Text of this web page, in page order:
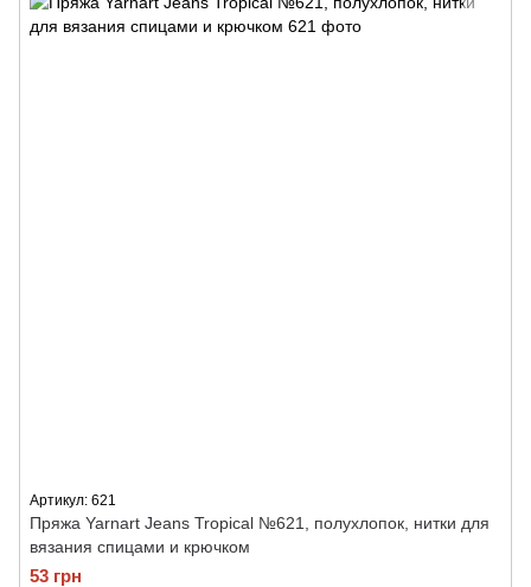
Артикул: 621
Пряжа Yarnart Jeans Tropical №621, полухлопок, нитки для
вязания спицами и крючком
53 грн